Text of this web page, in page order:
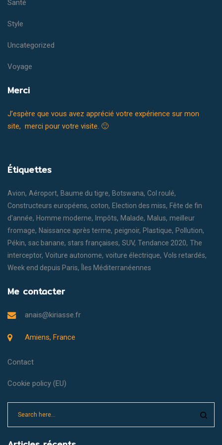
Santé
Style
Uncategorized
Voyage
Merci
J’espère que vous avez apprécié votre expérience sur mon
site, merci pour votre visite. 🙂
Étiquettes
Avion Aéroport Baume du tigre Botswana Col roulé
Constructeurs européens coton Election des miss Fête de fin
d'année Homme moderne Impôts Malade Malus meilleur
fromage Naissance après terme peignoir Plastique Pollution
Pékin sac banane stars françaises SUV Tendance 2020 The
interceptor Voiture autonome voiture électrique Vols retardés
Week end depuis Paris Îles Méditerranéennes
Me contacter
anais@kiriasse.fr
Amiens, France
Contact
Cookie policy (EU)